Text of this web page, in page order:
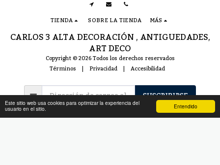
Entendido
Este sitio web usa cookies para optimizar la experiencia del
usuario en el sitio.
CARLOS 3 ALTA DECORACIÓN , ANTIGUEDADES,
ART DECO
Copyright © 2026 Todos los derechos reservados
Términos | Privacidad| Accesibilidad
TIENDA SOBRE LA TIENDA MÁS
SUSCRIBIRSE